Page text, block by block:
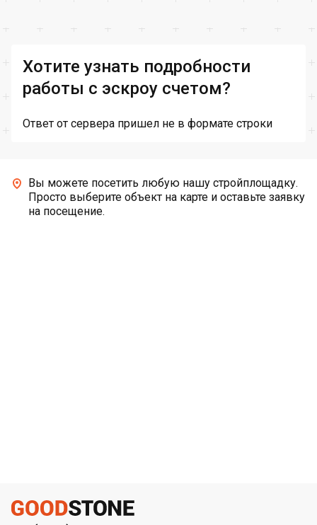
Хотите узнать подробности
работы с эскроу счетом?
Ответ от сервера пришел не в формате строки
Вы можете посетить любую нашу стройплощадку.
Просто выберите объект на карте и оставьте заявку
на посещение.